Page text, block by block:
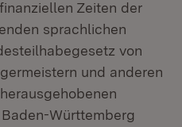
Zeiten der
sprachlichen
von
und anderen
Württemberg